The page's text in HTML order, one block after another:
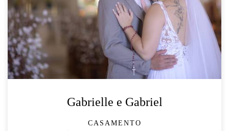
Gabrielle e Gabriel
CASAMENTO